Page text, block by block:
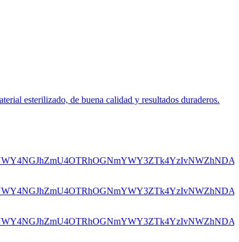
esterilizado, de buena calidad y resultados duraderos.